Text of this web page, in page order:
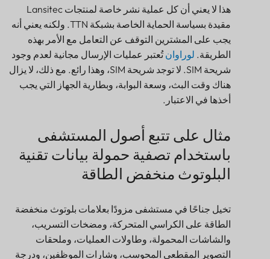
مقيدة بسياسة الحماية الخاصة بشبكة TTN. ولكنه يعني أنه
يجب على المشترين التوقف عن التعامل مع الأمر بهذه
الطريقة.
لوراوان تُعتبر عمليات الإرسال مجانية لعدم وجود
شريحة SIM. لا توجد شريحة SIM، وهذا رائع. مع ذلك، لا يزال
هناك وقت البث، وسعة البوابة، وبطارية الجهاز التي يجب
أخذها في الاعتبار.
باستخدام تصفية حمولة بيانات تقنية
البلوتوث منخفض الطاقة
الطاقة على الكراسي المتحركة، ومضخات التسريب،
والشاشات المحمولة، وطاولات العمليات، وملحقات
التصوير المقطعي المحوسب، وشارات الموظفين، ودرجة
الحرارة أجهزة الاستشعار, وأساور الاتصال في حالات